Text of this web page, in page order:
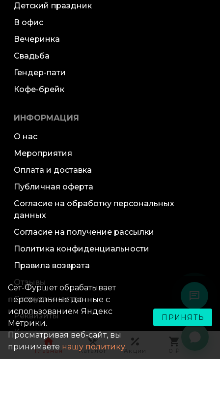
Детский праздник
В офис
Вечеринка
Свадьба
Гендер-пати
Кофе-брейк
ИНФОРМАЦИЯ
О нас
Мероприятия
Оплата и доставка
Публичная оферта
Согласие на обработку персональных
данных
Согласие на получение рассылки
Политика конфиденциальности
Правила возврата
Отзывы
Сотрудничество
Реквизиты
Контакты
АкцииГлавная Каталог Акции 0 ₽
Сет-Фуршет обрабатывает
персональные данные с
использованием Яндекс
Метрики.
Просматривая веб-сайт, вы
принимаете нашу политику.
ПРИНЯТЬ